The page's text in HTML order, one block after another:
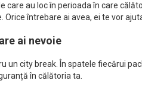
au loc în perioada în care
întrebare ai avea, ei te vor
ai nevoie
un city break. În spatele fiecărui
în călătoria ta.